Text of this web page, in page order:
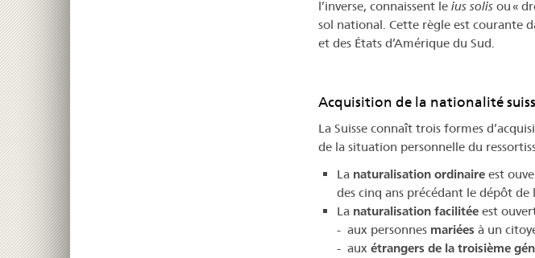
l’inverse, connaissent le ius solisou «
sol national. Cette règle est courante
et des États d’Amérique du Sud.
Acquisition de la nationalité
La Suisse connaît trois formes
de la situation personnelle du
La naturalisation ordinaire est
des cinq ans précédant le dépôt
La naturalisation facilitée est
- aux personnes mariées à un
- aux étrangers de la troisième